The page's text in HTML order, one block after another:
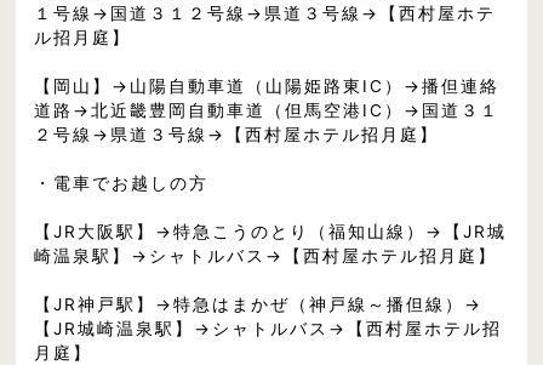
１号線→国道３１２号線→県道３号線→【西村屋ホテ
ル招月庭】
【岡山】→山陽自動車道（山陽姫路東IC）→播但連絡
道路→北近畿豊岡自動車道（但馬空港IC）→国道３１
２号線→県道３号線→【西村屋ホテル招月庭】
・電車でお越しの方
【JR大阪駅】→特急こうのとり（福知山線）→【JR城
崎温泉駅】→シャトルバス→【西村屋ホテル招月庭】
【JR神戸駅】→特急はまかぜ（神戸線～播但線）→
【JR城崎温泉駅】→シャトルバス→【西村屋ホテル招
月庭】